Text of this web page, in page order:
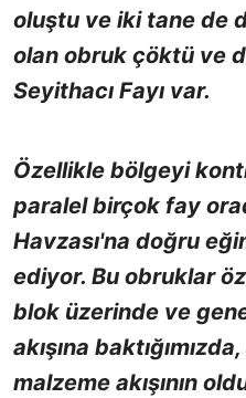
oluştu ve iki tane de
olan obruk çöktü ve
Seyithacı Fayı var.
Özellikle bölgeyi
paralel birçok fay
Havzası'na doğru
ediyor. Bu obruklar
blok üzerinde ve
akışına
malzeme akışının